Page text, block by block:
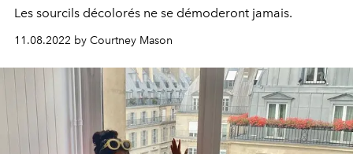
Les sourcils décolorés ne se démoderont jamais.
11.08.2022 by Courtney Mason